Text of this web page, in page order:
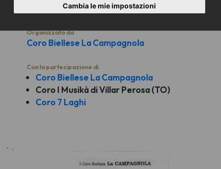
Cambia le mie impostazioni
Organizzato da
Coro Biellese La Campagnola
Con la partecipazione di
Coro Biellese La Campagnola
Coro I Musikà di Villar Perosa (TO)
Coro 7 Laghi